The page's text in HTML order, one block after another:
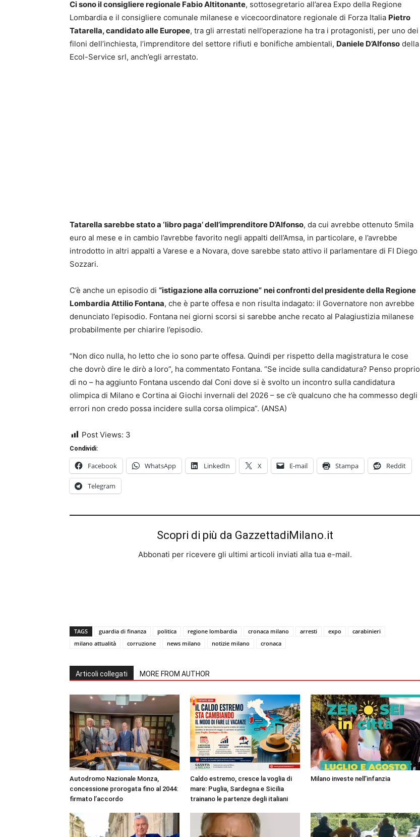
Ci sono il consigliere regionale Fabio Altitonante, sottosegretario all’area Expo della Regione
Lombardia e il consigliere comunale milanese e vicecoordinatore regionale di Forza Italia Pietro
Tatarella, candidato alle Europee, tra gli arrestati nell’operazione ha tra i protagonisti, per uno dei
filoni dell’inchiesta, l’imprenditore del settore rifiuti e bonifiche ambientali, Daniele D’Alfonso della
Ecol-Service srl, anch’egli arrestato.
Tatarella sarebbe stato a ‘libro paga’ dell’imprenditore D’Alfonso, da cui avrebbe ottenuto 5mila
euro al mese e in cambio l’avrebbe favorito negli appalti dell’Amsa, in particolare, e l’avrebbe
introdotto in altri appalti a Varese e a Novara, dove sarebbe stato attivo il parlamentare di FI Diego
Sozzari.
C’è anche un episodio di “istigazione alla corruzione” nei confronti del presidente della Regione
Lombardia Attilio Fontana, che è parte offesa e non risulta indagato: il Governatore non avrebbe
denunciato l’episodio. Fontana nei giorni scorsi si sarebbe anche recato al Palagiustizia milanese
probabilmente per chiarire l’episodio.
“Non dico nulla, ho letto che io sono parte offesa. Quindi per rispetto della magistratura le cose
che dovrò dire le dirò a loro”, ha commentato Fontana. “Se incide sulla candidatura? Penso proprio
di no – ha aggiunto Fontana uscendo dal Coni dove si è svolto un incontro sulla candidatura
olimpica di Milano e Cortina ai Giochi invernali del 2026 – se c’è qualcuno che ha commesso degli
errori non credo possa incidere sulla corsa olimpica”. (ANSA)
Post Views: 3
Condividi:
Facebook WhatsApp LinkedIn X E-mail Stampa Reddit
Telegram
Scopri di più da GazzettadiMilano.it
Abbonati per ricevere gli ultimi articoli inviati alla tua e-mail.
TAGS guardia di finanza politica regione lombardia cronaca milano arresti expo
carabinieri
milano attualità
corruzione news milano notizie milano cronaca
Articoli collegati MORE FROM AUTHOR
Autodromo Nazionale Monza,
concessione prorogata fino al 2044:
firmato l’accordo
Caldo estremo, cresce la voglia di
mare: Puglia, Sardegna e Sicilia
trainano le partenze degli italiani
Milano investe nell’infanzia